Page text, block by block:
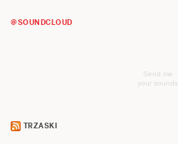
@SOUNDCLOUD
Send me
your sounds
TRZASKI